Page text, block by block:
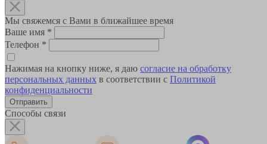
Мы свяжемся с Вами в ближайшее время
Ваше имя *
Телефон *
Нажимая на кнопку ниже, я даю согласие на обработку
персональных данных в соответствии с Политикой
конфиденциальности
Способы связи